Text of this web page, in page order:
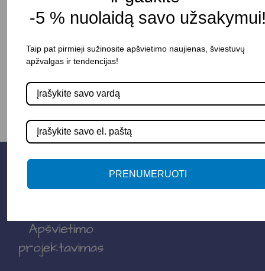
Pristatymo terminas: 5 – 10 d. d.
+ Į KREPŠELĮ
-5 % nuolaidą savo
Taip pat pirmieji sužinosite apšvietimo naujienas, šviestuvų
apžvalgas ir tendencijas!
PRENUMERUOTI